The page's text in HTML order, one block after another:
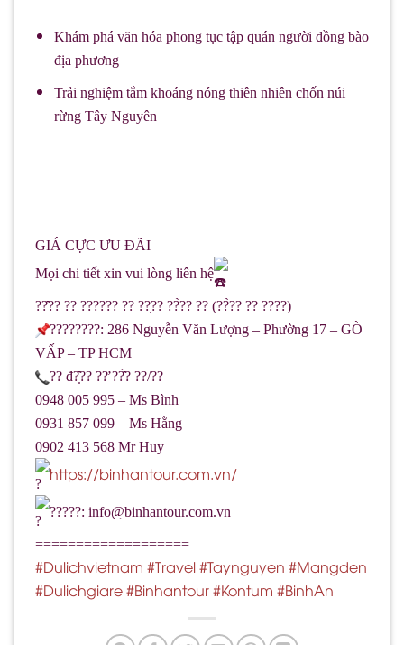
Khám phá văn hóa phong tục tập quán người đồng bào
địa phương
Trải nghiệm tắm khoáng nóng thiên nhiên chốn núi
rừng Tây Nguyên
GIÁ CỰC ƯU ĐÃI
Mọi chi tiết xin vui lòng liên hệ
??̂?? ?? ?????? ?? ??̣?? ??̀?? ?? (??̀?? ?? ????)
????????: 286 Nguyễn Văn Lượng – Phường 17 – GÒ
VẤP – TP HCM
?? đ?̣̂?? ??̛ ??̂́? ??/??
0948 005 995 – Ms Bình
0931 857 099 – Ms Hằng
0902 413 568 Mr Huy
https://binhantour.com.vn/
?????: info@binhantour.com.vn
===================
#Dulichvietnam #Travel#Taynguyen #Mangden
#Dulichgiare#Binhantour#Kontum #BinhAn